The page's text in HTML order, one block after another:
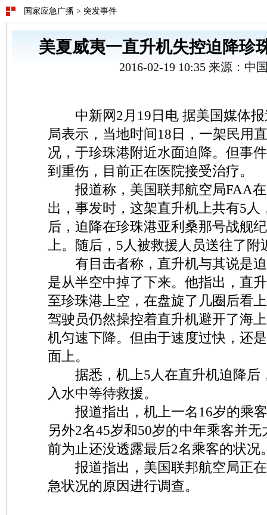
国家应急广播 > 突发事件
美夏威夷一直升机失控迫降珍
2016-02-19 10:35 来源：中
中新网2月19日电 据美国媒体报
局表示，当地时间18日，一架民用
况，于珍珠港附近水面迫降。但事
到重伤，目前正在医院接受治疗。
报道称，美国联邦航空局FAA在
出，事发时，这架直升机上共有5人
后，迫降在珍珠港亚利桑那号战舰
上。随后，5人被救援人员送往了附
有目击者称，直升机与其说是迫
是从半空中掉了下来。他指出，直
至珍珠港上空，在盘旋了几圈后看
驾驶员仍然操控着直升机避开了海
机匀速下降。但由于速度过快，还
面上。
据悉，机上5人在直升机迫降后
入水中等待救援。
报道指出，机上一名16岁的乘客
另外2名45岁和50岁的中年乘客并
前为止还没透露最后2名乘客的状况
报道指出，美国联邦航空局正在
急状况的原因进行调查。